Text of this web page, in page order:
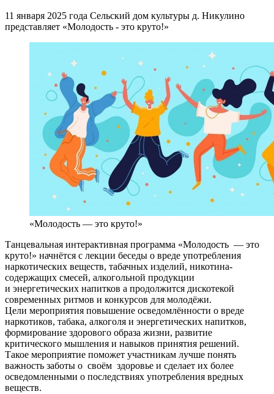
11 января 2025 года Сельский дом культуры д. Никулино
представляет «Молодость - это круто!»
«Молодость — это круто!»
Танцевальная интерактивная программа «Молодость — это
круто!» начнётся с лекции беседы о вреде употребления
наркотических веществ, табачных изделий, никотина-
содержащих смесей, алкогольной продукции
и энергетических напитков а продолжится дискотекой
современных ритмов и конкурсов для молодёжи.
Цели мероприятия повышение осведомлённости о вреде
наркотиков, табака, алкоголя и энергетических напитков,
формирование здорового образа жизни, развитие
критического мышления и навыков принятия решений.
Такое мероприятие поможет участникам лучше понять
важность заботы о своём здоровье и сделает их более
осведомленными о последствиях употребления вредных
веществ.